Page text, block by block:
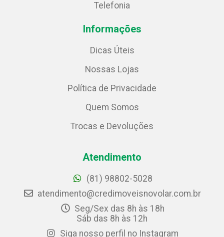
Telefonia
Informações
Dicas Úteis
Nossas Lojas
Política de Privacidade
Quem Somos
Trocas e Devoluções
Atendimento
(81) 98802-5028
atendimento@credimoveisnovolar.com.br
Seg/Sex das 8h às 18h
Sáb das 8h às 12h
Siga nosso perfil no Instagram